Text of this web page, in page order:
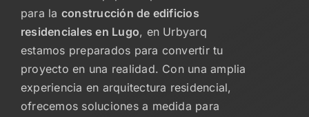
para la construcción de edificios
residenciales en Lugo, en Urbyarq
estamos preparados para convertir tu
proyecto en una realidad. Con una amplia
experiencia en arquitectura residencial,
ofrecemos soluciones a medida para